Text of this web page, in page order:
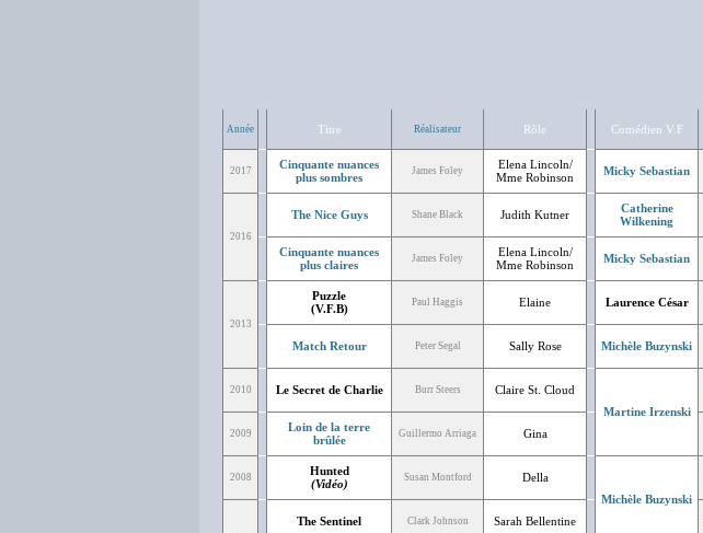
Année Titre Réalisateur Rôle Comédien V.F
2017
Cinquante nuances
plus sombres
James Foley
Elena Lincoln/
Mme Robinson
Micky Sebastian
2016
The Nice Guys Shane Black Judith Kutner
Catherine
Wilkening
Cinquante nuances
plus claires
James Foley
Elena Lincoln/
Mme Robinson
Micky Sebastian
2013
Puzzle
(V.F.B)
Paul Haggis Elaine Laurence César
Match Retour Peter Segal Sally Rose Michèle Buzynski
2010 Le Secret de Charlie Burr Steers
Claire St. Cloud
Martine Irzenski
2009
Loin de la terre
brûlée
Guillermo Arriaga Gina
2008
Hunted
(Vidéo)
Susan Montford
Della
Michèle Buzynski
The Sentinel Clark Johnson Sarah Bellentine